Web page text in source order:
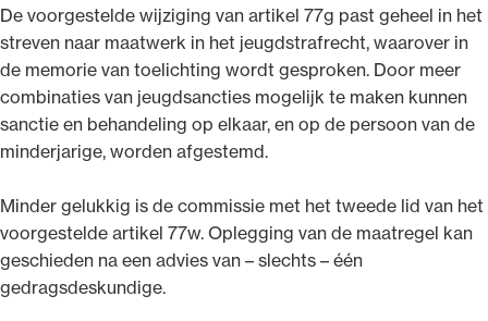
De voorgestelde wijziging van artikel 77g past geheel in het
streven naar maatwerk in het jeugdstrafrecht, waarover in
de memorie van toelichting wordt gesproken. Door meer
combinaties van jeugdsancties mogelijk te maken kunnen
sanctie en behandeling op elkaar, en op de persoon van de
minderjarige, worden afgestemd.
Minder gelukkig is de commissie met het tweede lid van het
voorgestelde artikel 77w. Oplegging van de maatregel kan
geschieden na een advies van – slechts – één
gedragsdeskundige.